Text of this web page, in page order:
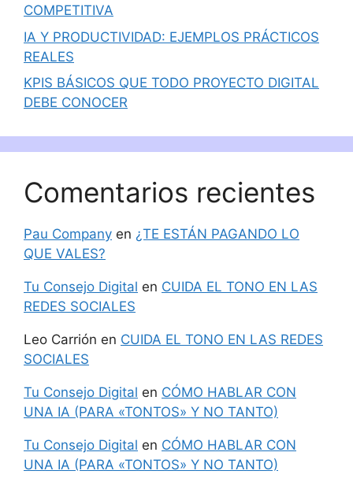
COMPETITIVA
IA Y PRODUCTIVIDAD: EJEMPLOS PRÁCTICOS
REALES
KPIS BÁSICOS QUE TODO PROYECTO DIGITAL
DEBE CONOCER
Comentarios recientes
Pau Company en ¿TE ESTÁN PAGANDO LO
QUE VALES?
Tu Consejo Digital en CUIDA EL TONO EN LAS
REDES SOCIALES
Leo Carrión en CUIDA EL TONO EN LAS REDES
SOCIALES
Tu Consejo Digital en CÓMO HABLAR CON
UNA IA (PARA «TONTOS» Y NO TANTO)
Tu Consejo Digital en CÓMO HABLAR CON
UNA IA (PARA «TONTOS» Y NO TANTO)